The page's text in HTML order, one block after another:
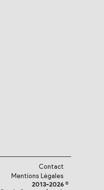
Contact
Mentions Légales
2013-2026 ©